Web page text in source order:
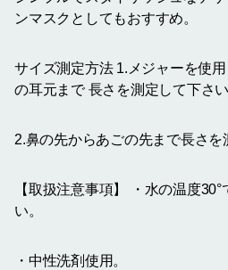
ンマスクとしてもおすすめ。
サイズ測定方法 1.メジャーを使
の耳元まで 長さを測定して下さい
2.鼻の先からあごの先まで長さを
【取扱注意事項】 ・水の温度
い。
・中性洗剤使用。